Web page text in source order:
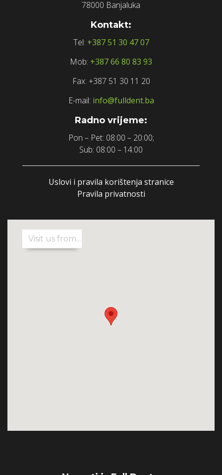
78000 Banjaluka
Kontakt:
Tel: +387 51 30 47 07
Mob: +387 66 80 83 93
Fax: +387 51 30 11 20
E-mail: info@fulldent.ba
Radno vrijeme:
Pon – Pet: 08:00 – 20:00;
Sub: 08:00 – 14:00
Uslovi i pravila korištenja stranice
Pravila privatnosti